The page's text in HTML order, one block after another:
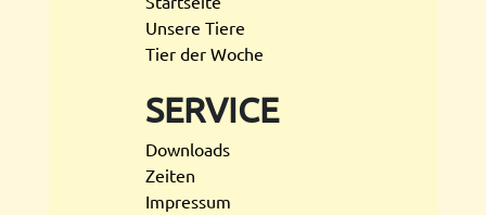
Unsere Tiere
Tier der Woche
SERVICE
Downloads
Zeiten
Impressum